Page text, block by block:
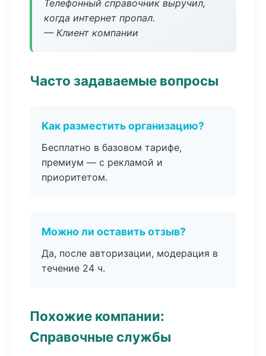
Телефонный справочник выручил,
когда интернет пропал.
— Клиент компании
Часто задаваемые вопросы
Как разместить организацию?
Бесплатно в базовом тарифе,
премиум — с рекламой и
приоритетом.
Можно ли оставить отзыв?
Да, после авторизации, модерация в
течение 24 ч.
Похожие компании:
Справочные службы